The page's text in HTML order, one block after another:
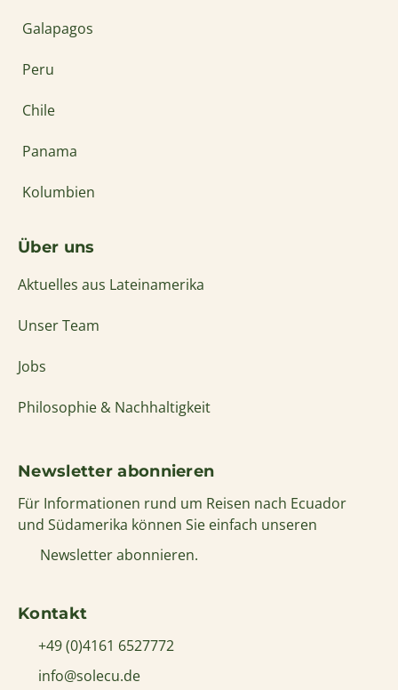
Galapagos
Peru
Chile
Panama
Kolumbien
Über uns
Aktuelles aus Lateinamerika
Unser Team
Jobs
Philosophie & Nachhaltigkeit
Newsletter abonnieren
Für Informationen rund um Reisen nach Ecuador
und Südamerika können Sie einfach unseren
Newsletter abonnieren.
Kontakt
+49 (0)4161 6527772
info@solecu.de